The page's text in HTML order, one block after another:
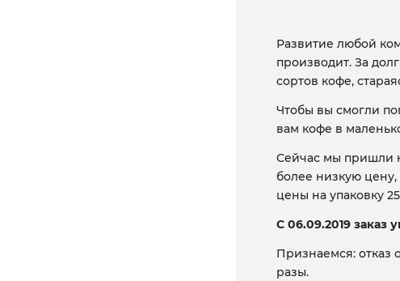
Развитие любой
производит. За
сортов кофе,
Чтобы вы смогли
вам кофе в
Сейчас мы пришли
более низкую
цены на упаковку
С 06.09.2019 заказ
Признаемся: отказ
разы.